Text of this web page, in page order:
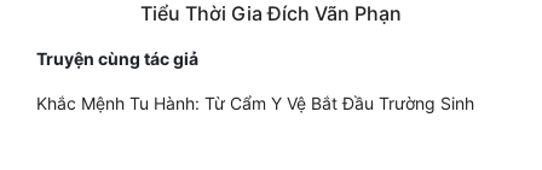
Tiểu Thời Gia Đích Vãn Phạn
Truyện cùng tác giả
Khắc Mệnh Tu Hành: Từ Cẩm Y Vệ Bắt Đầu Trường Sinh